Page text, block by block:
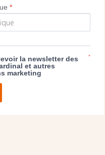
*
la newsletter des
et autres
marketing
*